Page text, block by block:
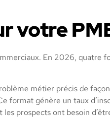
votre
En 2026, quatre
métier précis de
format génère un taux
prospects ont besoin